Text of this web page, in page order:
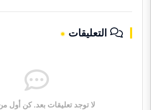
التعليقات
لا توجد تعليقات بعد. كن أول